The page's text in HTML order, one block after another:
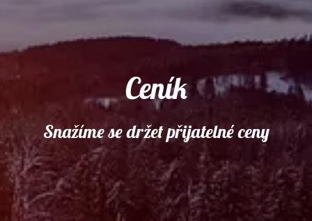
Ceník
Snažíme se držet přijatelné ceny